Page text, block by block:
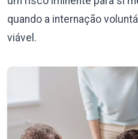
quando a internação
viável.